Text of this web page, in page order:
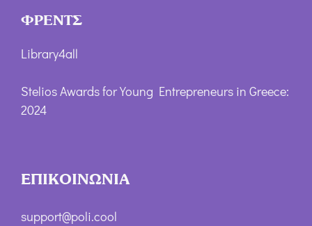
ΦΡΕΝΤΣ
Library4all
Stelios Awards for Young Entrepreneurs in Greece:
2024
ΕΠΙΚΟΙΝΩΝΙΑ
support@poli.cool